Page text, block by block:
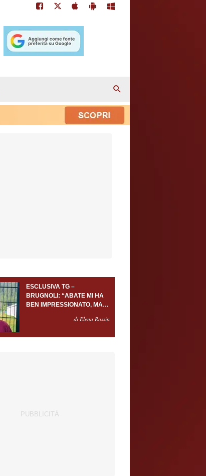
ESCLUSIVA TG –
BRUGNOLI: “ABATE MI HA
BEN IMPRESSIONATO, MA
PORTIERE SERVONOdi Elena Rossin